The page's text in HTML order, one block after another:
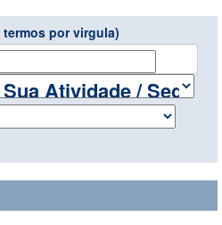
termos por virgula)